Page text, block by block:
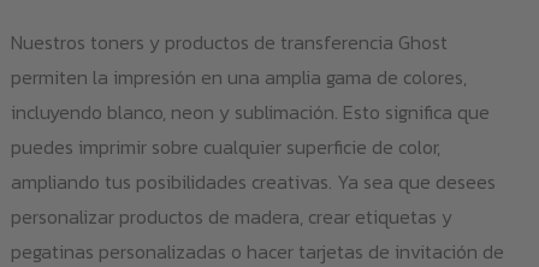
Nuestros toners y productos de transferencia Ghost
permiten la impresión en una amplia gama de colores,
incluyendo blanco, neon y sublimación. Esto significa que
puedes imprimir sobre cualquier superficie de color,
ampliando tus posibilidades creativas. Ya sea que desees
personalizar productos de madera, crear etiquetas y
pegatinas personalizadas o hacer tarjetas de invitación de